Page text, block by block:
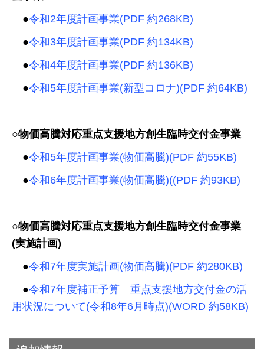
●令和2年度計画事業(PDF 約268KB)
●令和3年度計画事業(PDF 約134KB)
●令和4年度計画事業(PDF 約136KB)
●令和5年度計画事業(新型コロナ)(PDF 約64KB)
○物価高騰対応重点支援地方創生臨時交付金事業
●令和5年度計画事業(物価高騰)(PDF 約55KB)
●令和6年度計画事業(物価高騰)((PDF 約93KB)
○物価高騰対応重点支援地方創生臨時交付金事業
(実施計画)
●令和7年度実施計画(物価高騰)(PDF 約280KB)
●令和7年度補正予算 重点支援地方交付金の活
用状況について(令和8年6月時点)(WORD 約58KB)